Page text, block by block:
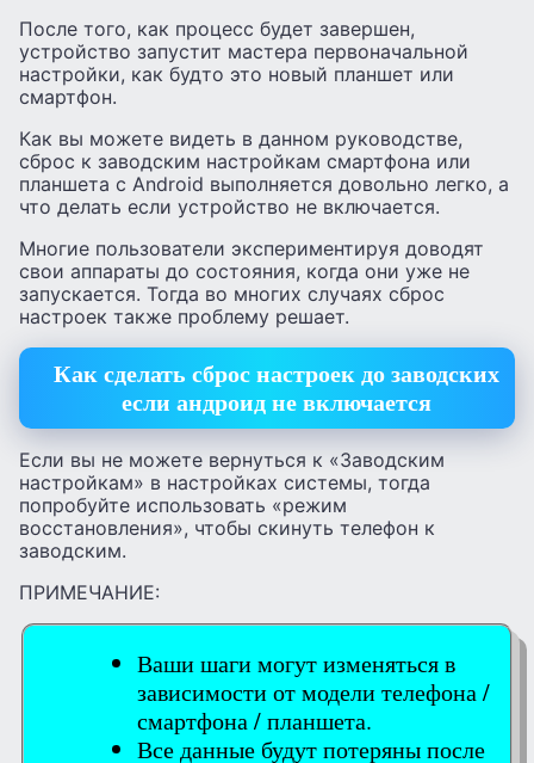
После того, как процесс будет завершен,
устройство запустит мастера первоначальной
настройки, как будто это новый планшет или
смартфон.
Как вы можете видеть в данном руководстве,
сброс к заводским настройкам смартфона или
планшета с Android выполняется довольно легко, а
что делать если устройство не включается.
Многие пользователи экспериментируя доводят
свои аппараты до состояния, когда они уже не
запускается. Тогда во многих случаях сброс
настроек также проблему решает.
Как сделать сброс настроек до заводских
если андроид не включается
Если вы не можете вернуться к «Заводским
настройкам» в настройках системы, тогда
попробуйте использовать «режим
восстановления», чтобы скинуть телефон к
заводским.
ПРИМЕЧАНИЕ:
Ваши шаги могут изменяться в
зависимости от модели телефона /
смартфона / планшета.
Все данные будут потеряны после